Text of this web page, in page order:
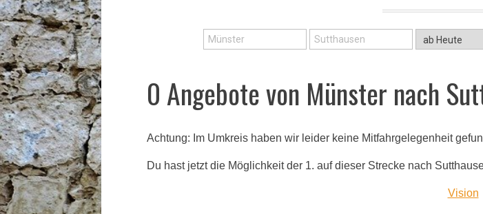
0 Angebote von Münster nach
Achtung: Im Umkreis haben wir leider keine Mitfahrgelegenheit
Du hast jetzt die Möglichkeit der 1. auf dieser Strecke nach
Vision